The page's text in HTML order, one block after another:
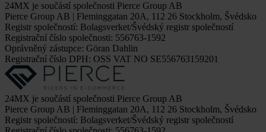
24MX je součástí společnosti Pierce Group AB
Pierce Group AB | Fleminggatan 20A, 112 26 Stockholm, Švédsko
Registr společností: Bolagsverket/Švédský registr společností
Registrační číslo společnosti: 556763-1592
Oprávněný zástupce: Göran Dahlin
Registrační číslo DPH: OSS VAT NO SE556763159201
24MX je součástí společnosti Pierce Group AB
Pierce Group AB | Fleminggatan 20A, 112 26 Stockholm, Švédsko
Registr společností: Bolagsverket/Švédský registr společností